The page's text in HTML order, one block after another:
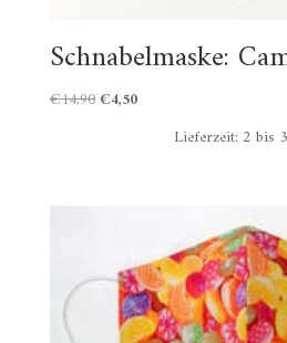
Schnabelmaske:
€14,90Ursprünglicher
€4,50Aktueller
Lieferzeit: 2 bis